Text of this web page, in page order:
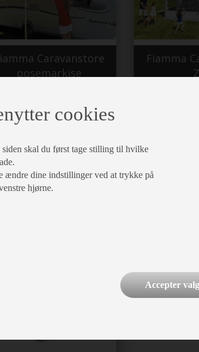
Caravanstore
posemarkise
Fiamma
cookies
skal du først tage stilling til hvilke
ændre dine indstillinger ved at trykke på
hjørne.
Accepter